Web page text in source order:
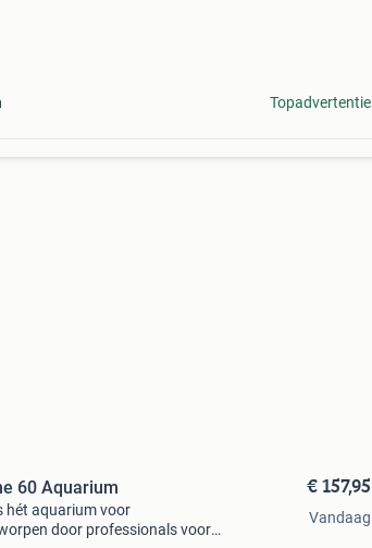
Topadvertentie
60 Aquarium
hét aquarium voor
door professionals voor
€ 157,95
Vandaag